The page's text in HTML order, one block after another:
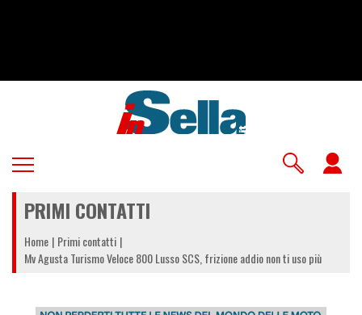
PRIMI CONTATTI
Home Primi contatti
Mv Agusta Turismo Veloce 800 Lusso SCS, frizione addio non ti uso più